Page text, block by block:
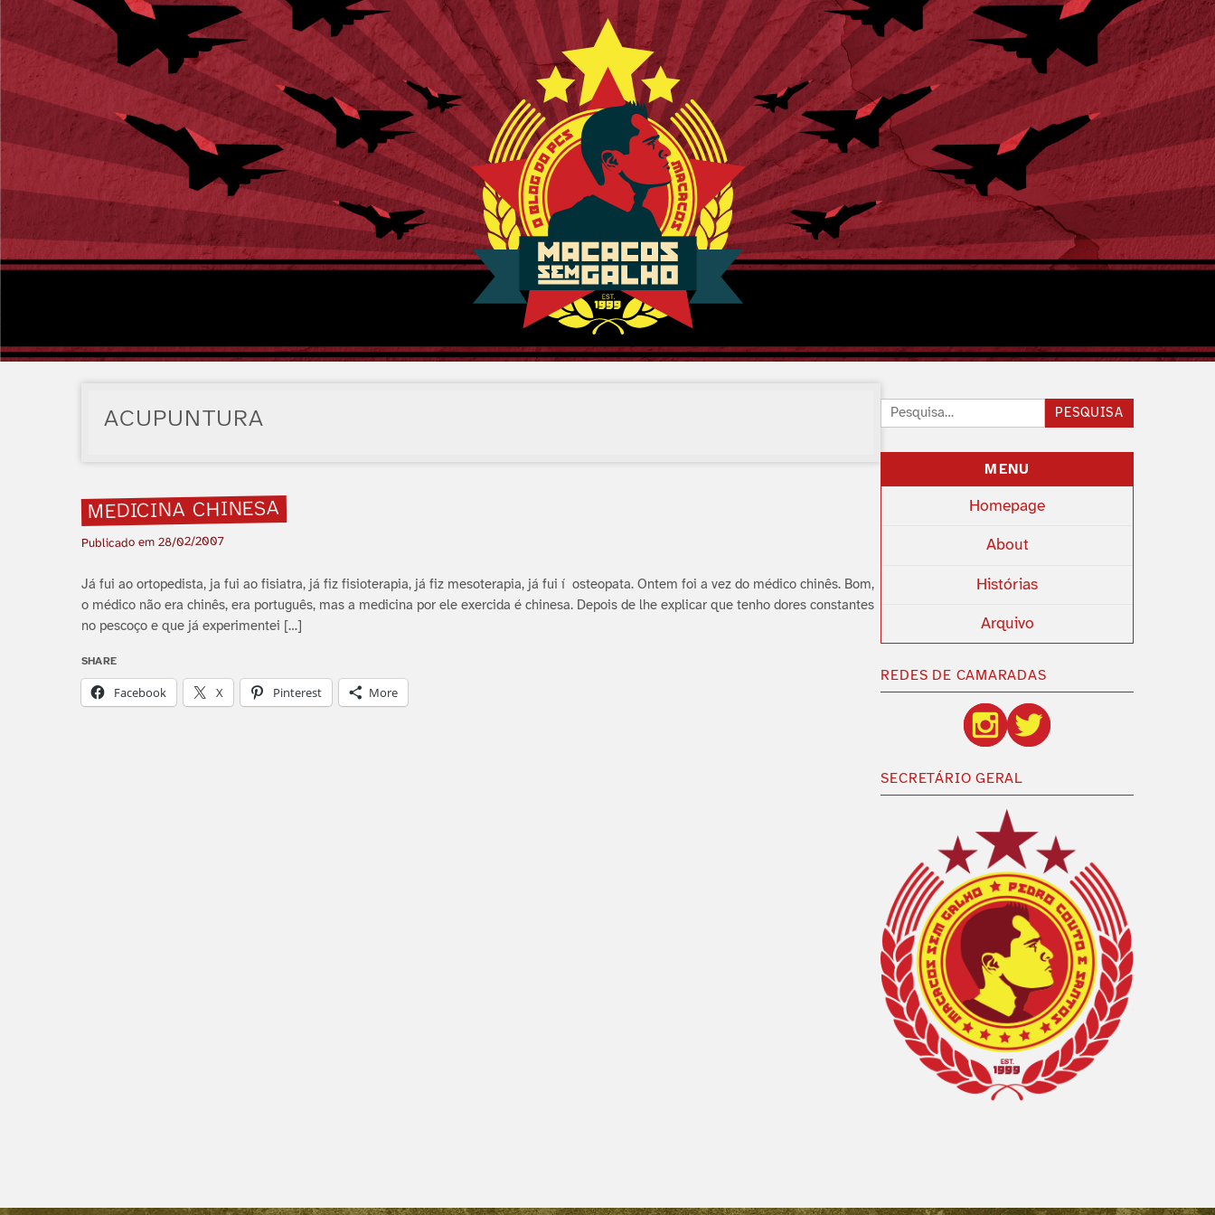
ACUPUNTURA
MEDICINA CHINESA
Publicado em 28/02/2007
Já fui ao ortopedista, ja fui ao fisiatra, já fiz fisioterapia, já fiz mesoterapia, já fui í osteopata. Ontem foi a vez do médico chinês. Bom,
o médico não era chinês, era português, mas a medicina por ele exercida é chinesa. Depois de lhe explicar que tenho dores constantes
no pescoço e que já experimentei […]
SHARE
Facebook X Pinterest More
Pesquisar: PESQUISA
MENU
Homepage
About
Histórias
Arquivo
REDES DE CAMARADAS
SECRETÁRIO GERAL